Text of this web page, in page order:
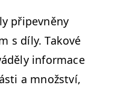
připevněny
s díly. Takové
infor­ma­ce
a množství,